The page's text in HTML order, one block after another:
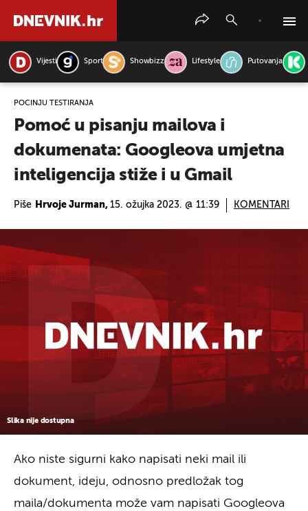
Vijesti Sport Showbizz Lifestyle Putovanja
POČINJU TESTIRANJA
Pomoć u pisanju mailova i
dokumenata: Googleova umjetna
inteligencija stiže i u Gmail
Piše Hrvoje Jurman, 15. ožujka 2023. @ 11:39 KOMENTARI
Slika nije dostupna
Ako niste sigurni kako napisati neki mail ili
dokument, ideju, odnosno predložak tog
maila/dokumenta može vam napisati Googleova
PRETRAŽITE VIJESTI